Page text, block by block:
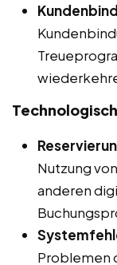
Nutzung
anderen
Problemen